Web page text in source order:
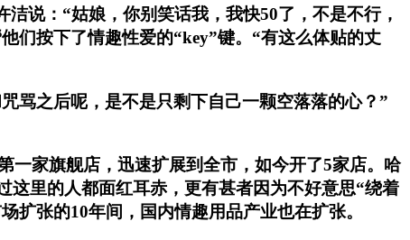
说：“姑娘，你别笑话我，我快50了，不是不行，
们按下了情趣性爱的“key”键。“有这么体贴的丈
骂之后呢，是不是只剩下自己一颗空落落的心？”
一家旗舰店，迅速扩展到全市，如今开了5家店。哈
这里的人都面红耳赤，更有甚者因为不好意思“绕着
扩张的10年间，国内情趣用品产业也在扩张。